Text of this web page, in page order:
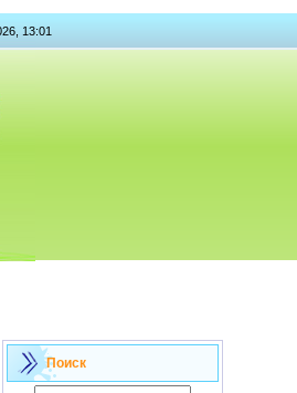
13:01
Поиск